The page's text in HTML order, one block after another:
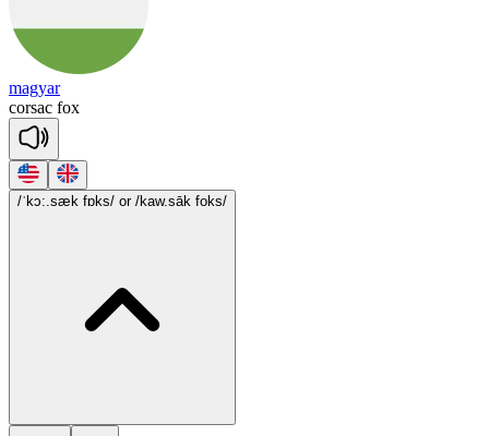
magyar
corsac fox
/ˈkɔ:.sæk fɒks/ or /kaw.sāk foks/